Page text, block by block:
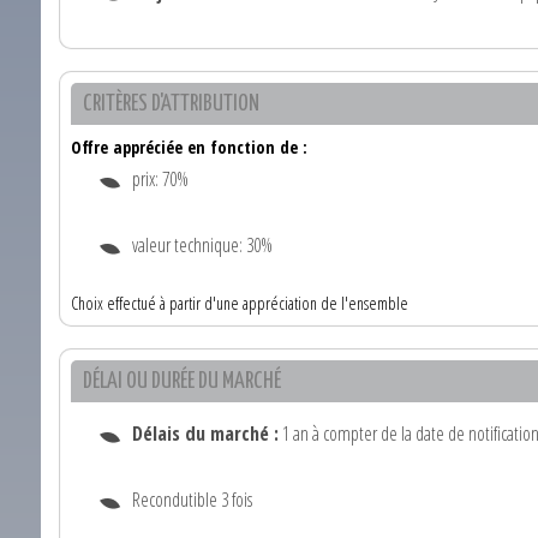
CRITÈRES D'ATTRIBUTION
Offre appréciée en fonction de :
prix: 70%
valeur technique: 30%
Choix effectué à partir d'une appréciation de l'ensemble
DÉLAI OU DURÉE DU MARCHÉ
Délais du marché : 1 an à compter de la date de
Recondutible 3 fois